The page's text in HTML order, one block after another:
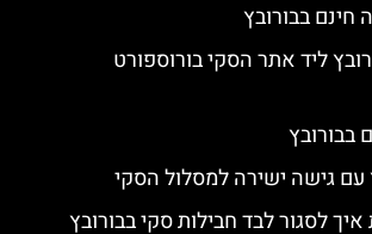
חינם בבורובץ
ליד אתר הסקי בורוספורט
עם גישה ישירה למסלול הסקי
לסגור לבד חבילות סקי בבורובץ